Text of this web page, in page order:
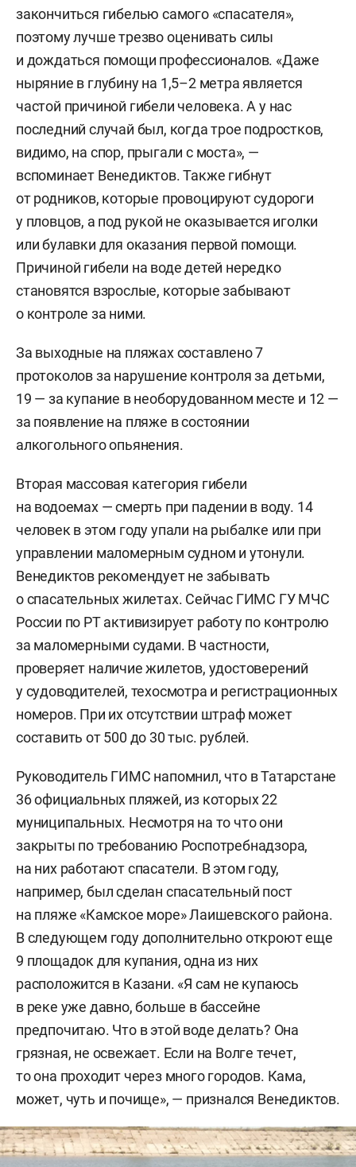
закончиться гибелью самого «спасателя»,
поэтому лучше трезво оценивать силы
и дождаться помощи профессионалов. «Даже
ныряние в глубину на 1,5–2 метра является
частой причиной гибели человека. А у нас
последний случай был, когда трое подростков,
видимо, на спор, прыгали с моста», —
вспоминает Венедиктов. Также гибнут
от родников, которые провоцируют судороги
у пловцов, а под рукой не оказывается иголки
или булавки для оказания первой помощи.
Причиной гибели на воде детей нередко
становятся взрослые, которые забывают
о контроле за ними.
За выходные на пляжах составлено 7
протоколов за нарушение контроля за детьми,
19 — за купание в необорудованном месте и 12 —
за появление на пляже в состоянии
алкогольного опьянения.
Вторая массовая категория гибели
на водоемах — смерть при падении в воду. 14
человек в этом году упали на рыбалке или при
управлении маломерным судном и утонули.
Венедиктов рекомендует не забывать
о спасательных жилетах. Сейчас ГИМС ГУ МЧС
России по РТ активизирует работу по контролю
за маломерными судами. В частности,
проверяет наличие жилетов, удостоверений
у судоводителей, техосмотра и регистрационных
номеров. При их отсутствии штраф может
составить от 500 до 30 тыс. рублей.
Руководитель ГИМС напомнил, что в Татарстане
36 официальных пляжей, из которых 22
муниципальных. Несмотря на то что они
закрыты по требованию Роспотребнадзора,
на них работают спасатели. В этом году,
например, был сделан спасательный пост
на пляже «Камское море» Лаишевского района.
В следующем году дополнительно откроют еще
9 площадок для купания, одна из них
расположится в Казани. «Я сам не купаюсь
в реке уже давно, больше в бассейне
предпочитаю. Что в этой воде делать? Она
грязная, не освежает. Если на Волге течет,
то она проходит через много городов. Кама,
может, чуть и почище», — признался Венедиктов.